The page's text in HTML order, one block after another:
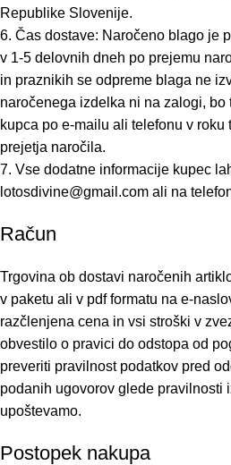
Republike Slovenije.
6. Čas dostave: Naročeno blago je
v 1-5 delovnih dneh po prejemu
in praznikih se odpreme blaga ne
naročenega izdelka ni na zalogi, bo
kupca po e-mailu ali telefonu v roku
prejetja naročila.
7. Vse dodatne informacije kupec
lotosdivine@gmail.com ali na
Račun
Trgovina ob dostavi naročenih
v paketu ali v pdf formatu na e-
razčlenjena cena in vsi stroški v
obvestilo o pravici do odstopa od
preveriti pravilnost podatkov pred
podanih ugovorov glede pravilnosti
upoštevamo.
Postopek nakupa